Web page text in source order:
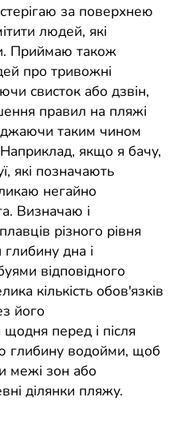
за поверхнею
людей, які
Приймаю також
про тривожні
свисток або дзвін,
правил на пляжі
таким чином
якщо я бачу,
які позначають
негайно
Визначаю і
різного рівня
дна і
відповідного
кількість обов'язків
його
перед і після
глибину водойми, щоб
межі зон або
ділянки пляжу.